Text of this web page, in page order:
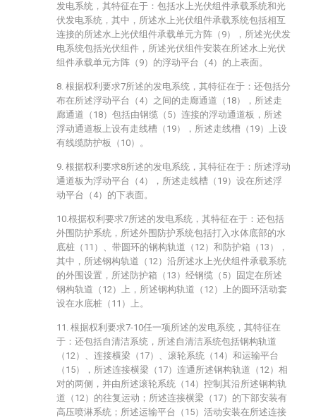
发电系统，其特征在于：包括水上光伏组件承载系统和光
伏发电系统，其中，所述水上光伏组件承载系统包括相互
连接的所述水上光伏组件承载单元方阵（9），所述光伏发
电系统包括光伏组件，所述光伏组件安装在所述水上光伏
组件承载单元方阵（9）的浮动平台（4）的上表面。
8. 根据权利要求7所述的发电系统，其特征在于：还包括分
布在所述浮动平台（4）之间的走廊通道（18），所述走
廊通道（18）包括由钢缆（5）连接的浮动通道板，所述
浮动通道板上设有走线槽（19），所述走线槽（19）上设
有线缆防护板（10）。
9. 根据权利要求8所述的发电系统，其特征在于：所述浮动
通道板为浮动平台（4），所述走线槽（19）设在所述浮
动平台（4）的下表面。
10.根据权利要求7所述的发电系统，其特征在于：还包括
外围防护系统，所述外围防护系统包括打入水体底部的水
底桩（11）、带圆环的钢构轨道（12）和防护箱（13），
其中，所述钢构轨道（12）沿所述水上光伏组件承载系统
的外围设置，所述防护箱（13）经钢缆（5）固定在所述
钢构轨道（12）上，所述钢构轨道（12）上的圆环活动套
设在水底桩（11）上。
11. 根据权利要求7-10任一项所述的发电系统，其特征在
于：还包括自清洁系统，所述自清洁系统包括钢构轨道
（12）、连接横梁（17）、滚轮系统（14）和运输平台
（15），所述连接横梁（17）连通所述钢构轨道（12）相
对的两侧，并由所述滚轮系统（14）控制其沿所述钢构轨
道（12）的往复运动；所述连接横梁（17）的下部安装有
高压喷淋系统；所述运输平台（15）活动安装在所述连接